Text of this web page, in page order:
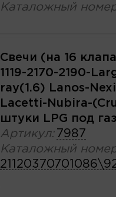
Каталожный
Свечи (на 16
1119-2170-2190-
ray(1.6) Lanos-
Lacetti-Nubira-
штуки LPG под
Артикул: 7987
Каталожный